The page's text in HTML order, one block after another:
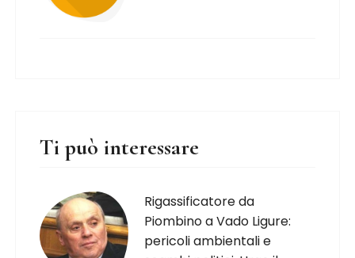
Ti può interessare
Rigassificatore da
Piombino a Vado Ligure:
pericoli ambientali e